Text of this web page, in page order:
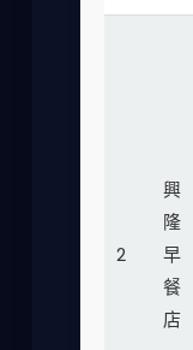
2
興
隆
早
餐
店